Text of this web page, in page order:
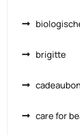
brigitte
care for